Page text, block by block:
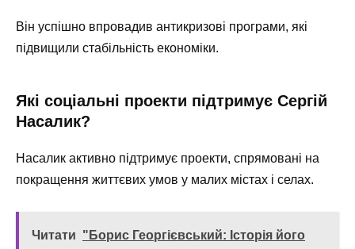
Він успішно впровадив антикризові програми, які
підвищили стабільність економіки.
Які соціальні проекти підтримує Сергій
Насалик?
Насалик активно підтримує проекти, спрямовані на
покращення життєвих умов у малих містах і селах.
Читати "Борис Георгієвський: Історія його